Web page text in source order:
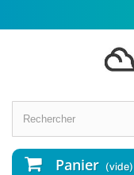
Panier (vide)